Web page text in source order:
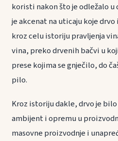
koristi nakon što je odležalo u
je akcenat na uticaju koje drvo
kroz celu istoriju pravljenja
vina, preko drvenih bačvi u
prese kojima se gnječilo, do
pilo.
Kroz istoriju dakle, drvo je
ambijent i opremu u
masovne proizvodnje i